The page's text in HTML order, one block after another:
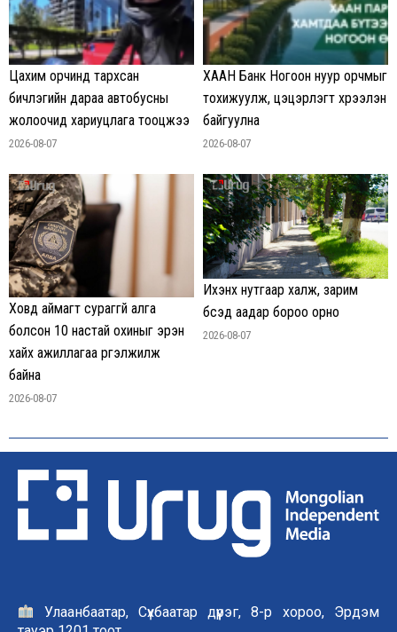
Цахим орчинд тархсан
бичлэгийн дараа автобусны
жолоочид хариуцлага тооцжээ
2026-08-07
ХААН Банк Ногоон нуур орчмыг
тохижуулж, цэцэрлэгт хүрээлэн
байгуулна
2026-08-07
Ховд аймагт сураггүй алга
болсон 10 настай охиныг эрэн
хайх ажиллагаа үргэлжилж
байна
2026-08-07
Ихэнх нутгаар халж, зарим
бүсэд аадар бороо орно
2026-08-07
Улаанбаатар, Сүхбаатар дүүрэг, 8-р хороо, Эрдэм